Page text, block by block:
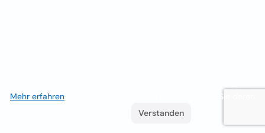
Mehr erfahren . Wenn Sie weiterhin surfen, akzeptieren Sie deren
Verstanden